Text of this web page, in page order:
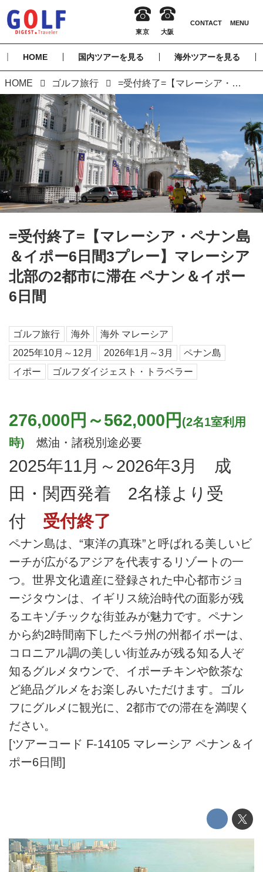
HOME 国内ツアーを見る 海外ツアーを見る
HOME ゴルフ旅行 =受付終了=【マレーシア・ペナン島＆イポー6日間3プレー】マレーシア北部の2都市に滞在 ペナン＆イポー 6日間
=受付終了=【マレーシア・ペナン島
＆イポー6日間3プレー】マレーシア
北部の2都市に滞在 ペナン＆イポー
6日間
ゴルフ旅行 海外
海外 マレーシア
2025年10月～12月
2026年1月～3月
ペナン島
イポー
ゴルフダイジェスト・トラベラー
276,000円～562,000円 (2名1室利用
時) 燃油・諸税別途必要
2025年11月～2026年3月 成
田・関西発着 2名様より受
付 受付終了
ペナン島は、“東洋の真珠”と呼ばれる美しいビ
ーチが広がるアジアを代表するリゾートの一
つ。世界文化遺産に登録された中心都市ジョ
ージタウンは、イギリス統治時代の面影が残
るエキゾチックな街並みが魅力です。ペナン
から約2時間南下したペラ州の州都イポーは、
コロニアル調の美しい街並みが残る知る人ぞ
知るグルメタウンで、イポーチキンや飲茶な
ど絶品グルメをお楽しみいただけます。ゴル
フにグルメに観光に、2都市での滞在を満喫く
ださい。
[ツアーコード F-14105 マレーシア ペナン＆イ
ポー6日間]